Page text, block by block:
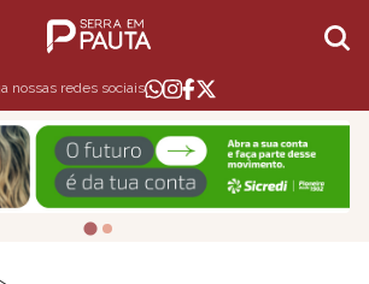
nossas redes sociais